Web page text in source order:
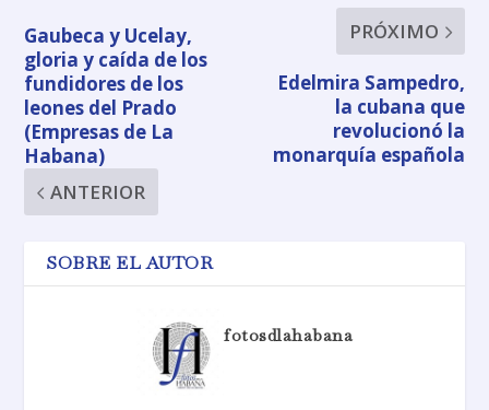
Gaubeca y Ucelay,
gloria y caída de los
fundidores de los
leones del Prado
(Empresas de La
Habana)
ANTERIOR
PRÓXIMO
Edelmira Sampedro,
la cubana que
revolucionó la
monarquía española
SOBRE EL AUTOR
fotosdlahabana